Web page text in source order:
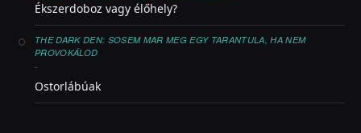
Ékszerdoboz vagy élőhely?
THE DARK DEN: SOSEM MAR MEG EGY TARANTULA, HA NEM
PROVOKÁLOD
-
Ostorlábúak